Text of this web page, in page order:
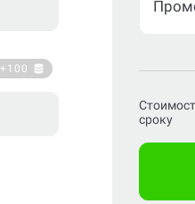
+100
сроку